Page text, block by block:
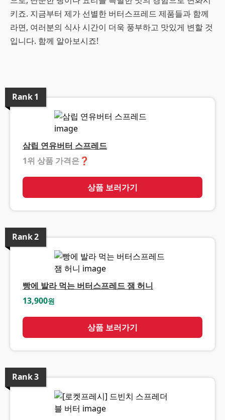
키죠. 지금부터 제가 선별한 버터스프레드 제품들과 함께
라면, 여러분의 식사 시간이 더욱 풍부하고 맛있게 변할 것
입니다. 함께 알아보시죠!
Rank1
삼립 연유버터 스프레드
1위 상품 가격은 ❓
상품 보러가기
Rank2
빵에 발라 먹는 버터스프레드 잼 허니
13,900원
상품 보러가기
Rank3